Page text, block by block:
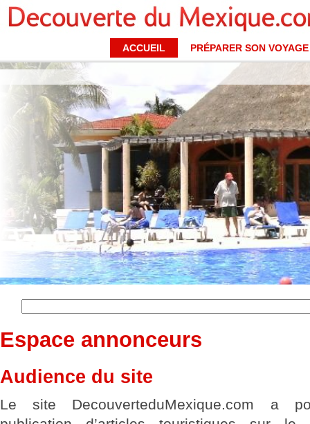
ACCUEIL PRÉPARER SON VOYAGE
Playa del Carmen
Espace annonceurs
Audience du site
Le site DecouverteduMexique.com a